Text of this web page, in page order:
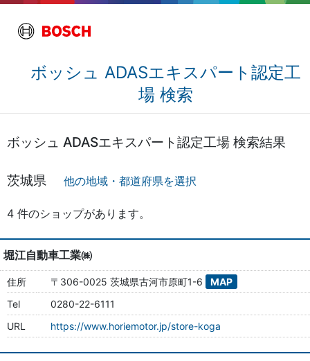
ボッシュ ADASエキスパート認定工
場 検索
ボッシュ ADASエキスパート認定工場 検索結果
茨城県 他の地域・都道府県を選択
4 件のショップがあります。
堀江自動車工業㈱
住所 〒306-0025 茨城県古河市原町1-6
MAP
Tel
0280-22-6111
URL
https://www.horiemotor.jp/store-koga